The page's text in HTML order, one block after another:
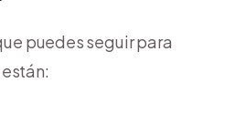
puedes seguir para